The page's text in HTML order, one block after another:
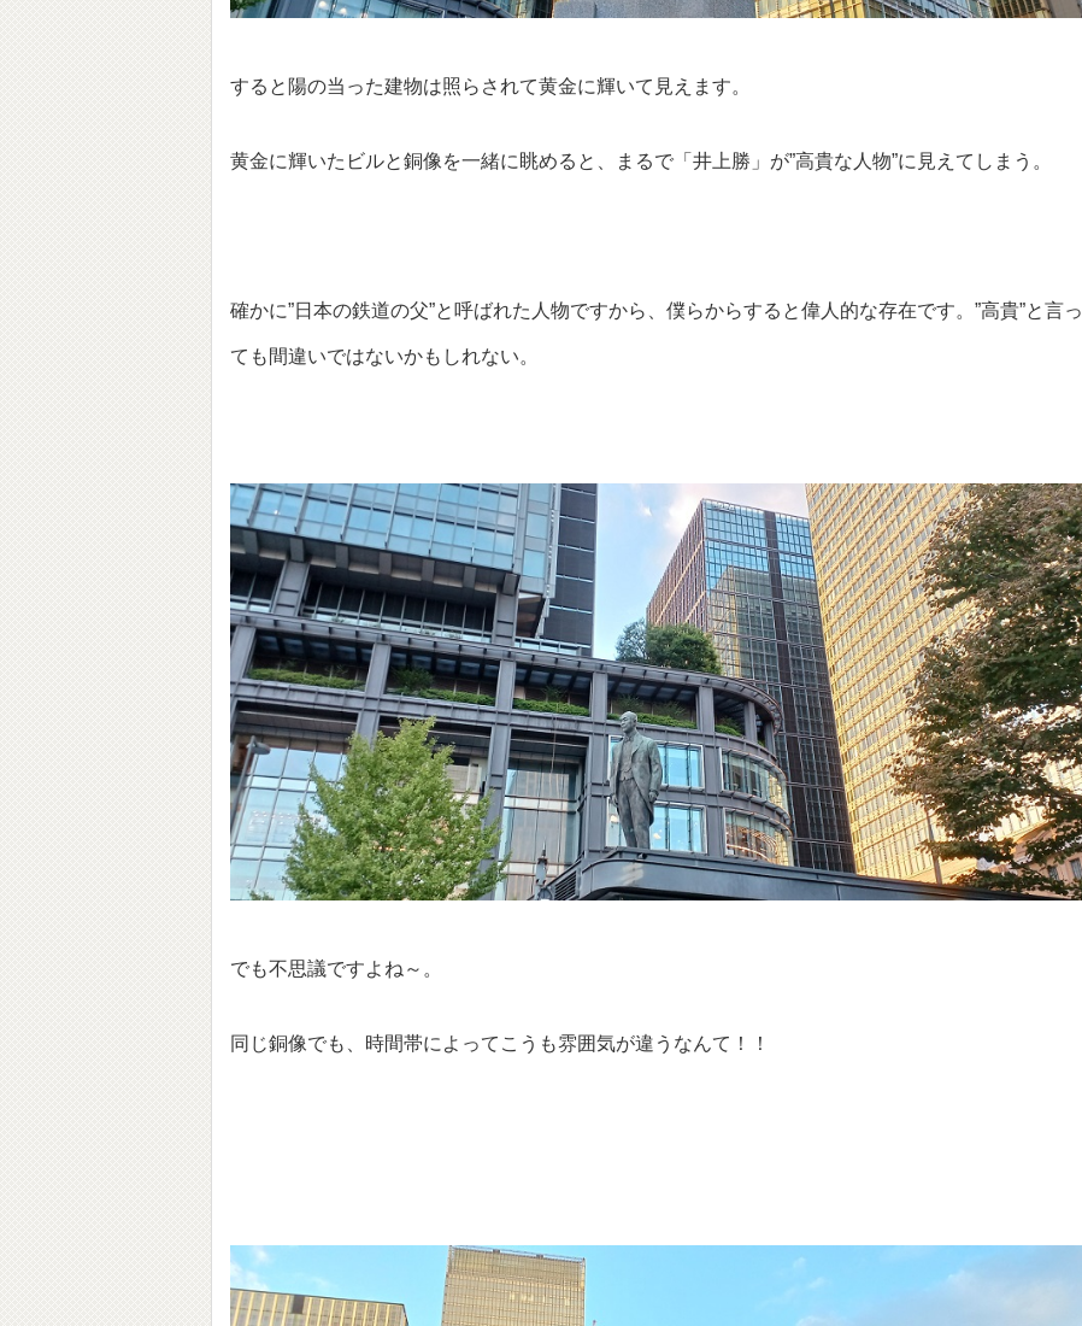
すると陽の当った建物は照らされて黄金に輝いて見えます。
黄金に輝いたビルと銅像を一緒に眺めると、まるで「井上勝」が”高貴な人物”に見えてしまう。
確かに”日本の鉄道の父”と呼ばれた人物ですから、僕らからすると偉人的な存在です。”高貴”と言っ
ても間違いではないかもしれない。
でも不思議ですよね～。
同じ銅像でも、時間帯によってこうも雰囲気が違うなんて！！